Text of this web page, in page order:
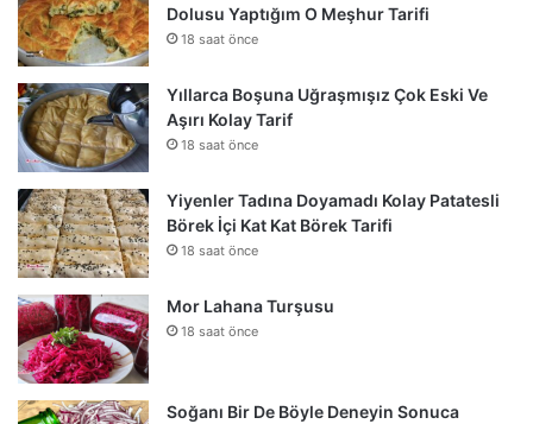
Dolusu Yaptığım O Meşhur Tarifi
18 saat önce
Yıllarca Boşuna Uğraşmışız Çok Eski Ve
Aşırı Kolay Tarif
18 saat önce
Yiyenler Tadına Doyamadı Kolay Patatesli
Börek İçi Kat Kat Börek Tarifi
18 saat önce
Mor Lahana Turşusu
18 saat önce
Soğanı Bir De Böyle Deneyin Sonuca